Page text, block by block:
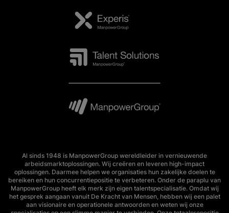
Al sinds 1948 is ManpowerGroup wereldleider in vernieuwende
arbeidsmarktoplossingen. Wij creëren en leveren high-impact
oplossingen. Daarmee helpen we organisaties hun zakelijke doelen te
bereiken en hun concurrentiepositie te verbeteren. Onder de paraplu van
ManpowerGroup heeft elk merk zijn eigen talentspecialisatie. Omdat wij
het gesprek aangaan vanuit De Kracht van Mensen, hebben wij een palet
aan visionaire en operationele antwoorden en weten wij onze